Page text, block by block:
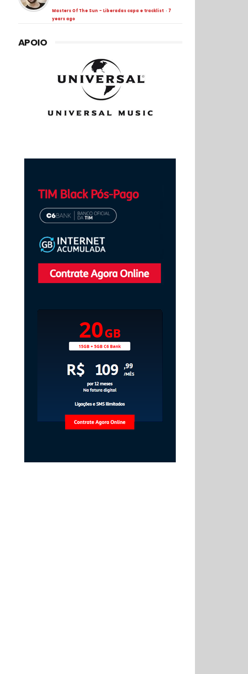
Masters Of The Sun - Liberadas capa e tracklist · 7
years ago
APOIO